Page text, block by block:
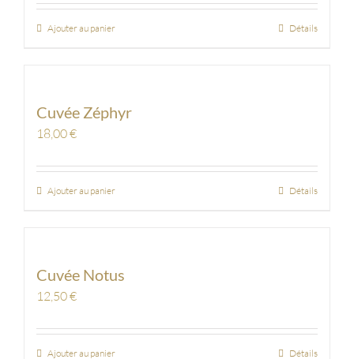
Ajouter au panier Détails
Cuvée Zéphyr
18,00€
Ajouter au panier Détails
Cuvée Notus
12,50€
Ajouter au panier Détails